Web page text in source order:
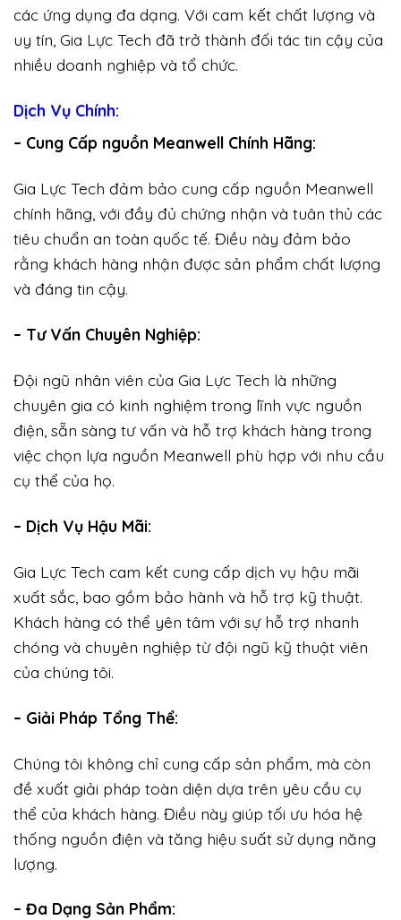
các ứng dụng đa dạng. Với cam kết chất lượng và
uy tín, Gia Lực Tech đã trở thành đối tác tin cậy của
nhiều doanh nghiệp và tổ chức.
Dịch Vụ Chính:
– Cung Cấp nguồn Meanwell Chính Hãng:
Gia Lực Tech đảm bảo cung cấp nguồn Meanwell
chính hãng, với đầy đủ chứng nhận và tuân thủ các
tiêu chuẩn an toàn quốc tế. Điều này đảm bảo
rằng khách hàng nhận được sản phẩm chất lượng
và đáng tin cậy.
– Tư Vấn Chuyên Nghiệp:
Đội ngũ nhân viên của Gia Lực Tech là những
chuyên gia có kinh nghiệm trong lĩnh vực nguồn
điện, sẵn sàng tư vấn và hỗ trợ khách hàng trong
việc chọn lựa nguồn Meanwell phù hợp với nhu cầu
cụ thể của họ.
– Dịch Vụ Hậu Mãi:
Gia Lực Tech cam kết cung cấp dịch vụ hậu mãi
xuất sắc, bao gồm bảo hành và hỗ trợ kỹ thuật.
Khách hàng có thể yên tâm với sự hỗ trợ nhanh
chóng và chuyên nghiệp từ đội ngũ kỹ thuật viên
của chúng tôi.
– Giải Pháp Tổng Thể:
Chúng tôi không chỉ cung cấp sản phẩm, mà còn
đề xuất giải pháp toàn diện dựa trên yêu cầu cụ
thể của khách hàng. Điều này giúp tối ưu hóa hệ
thống nguồn điện và tăng hiệu suất sử dụng năng
lượng.
– Đa Dạng Sản Phẩm: